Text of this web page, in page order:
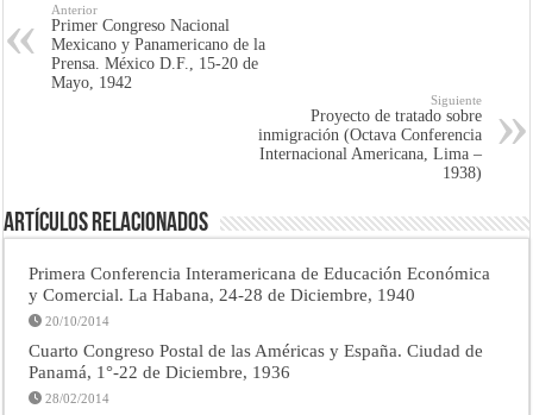
Anterior
Primer Congreso Nacional
Mexicano y Panamericano de la
Prensa. México D.F., 15-20 de
Mayo, 1942
Siguiente
Proyecto de tratado sobre
inmigración (Octava Conferencia
Internacional Americana, Lima –
1938)
Artículos Relacionados
Primera Conferencia Interamericana de Educación Económica
y Comercial. La Habana, 24-28 de Diciembre, 1940
20/10/2014
Cuarto Congreso Postal de las Américas y España. Ciudad de
Panamá, 1°-22 de Diciembre, 1936
28/02/2014